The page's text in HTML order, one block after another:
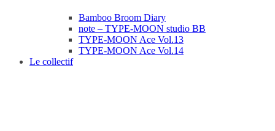
Bamboo Broom Diary
note – TYPE-MOON studio BB
TYPE-MOON Ace Vol.13
TYPE-MOON Ace Vol.14
Le collectif